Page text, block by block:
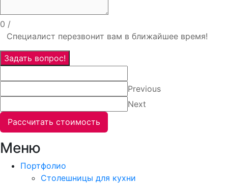
0 /
Специалист перезвонит вам в ближайшее время!
Задать вопрос!
Previous
Next
Рассчитать стоимость
Меню
Портфолио
Столешницы для кухни